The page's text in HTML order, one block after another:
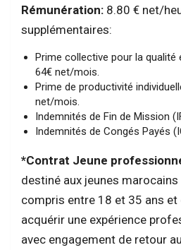
Rémunération: 8.80 € net/
supplémentaires:
Prime collective pour la qualité
64€ net/mois.
Prime de productivité
net/mois.
Indemnités de Fin de Mission
Indemnités de Congés Payés
*Contrat Jeune
destiné aux jeunes marocains
compris entre 18 et 35 ans
acquérir une expérience
avec engagement de retour